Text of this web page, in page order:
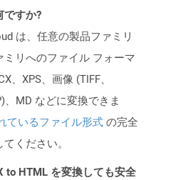
ですか?
は、任意の製品ファミリ
リへのファイル フォーマ
、XPS、画像 (TIFF、
、MD などに変換できま
ているファイル形式 の完全
ください。
to HTML を変換しても安全